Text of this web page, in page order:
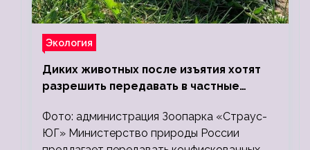
Экология
Диких животных после изъятия хотят
разрешить передавать в частные
Фото: администрация Зоопарка «Страус-
ЮГ» Министерство природы России